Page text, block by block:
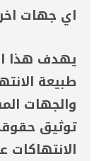
اي جهات
يهدف هذا
طبيعة
والجهات
توثيق
الانتهاكات